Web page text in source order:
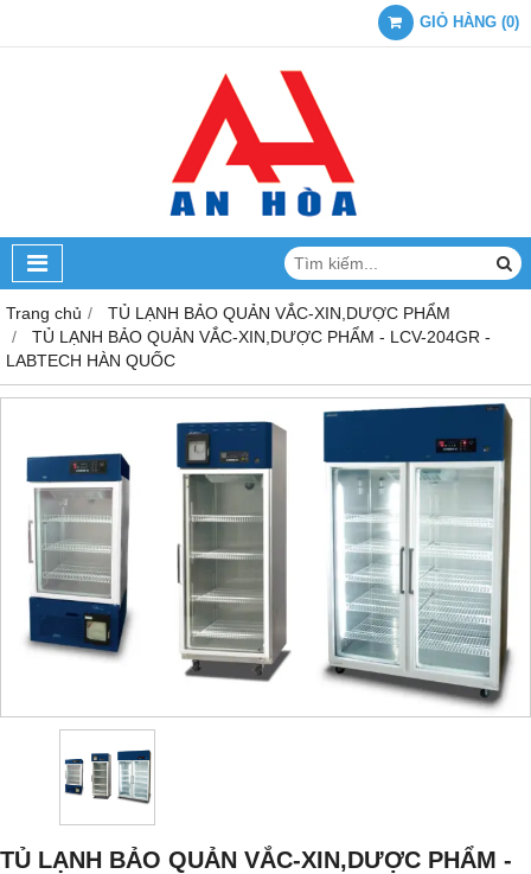
GIỎ HÀNG (0)
Trang chủ
TỦ LẠNH BẢO QUẢN VẮC-XIN,DƯỢC PHẨM
TỦ LẠNH BẢO QUẢN VẮC-XIN,DƯỢC PHẨM - LCV-204GR -
LABTECH HÀN QUỐC
TỦ LẠNH BẢO QUẢN VẮC-XIN,DƯỢC PHẨM -